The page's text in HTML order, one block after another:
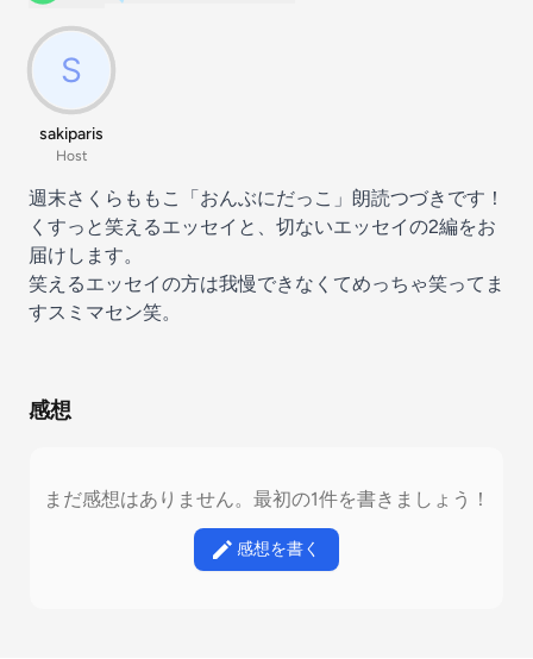
sakiparis
Host
週末さくらももこ「おんぶにだっこ」朗読つづきです！
くすっと笑えるエッセイと、切ないエッセイの2編をお
届けします。
笑えるエッセイの方は我慢できなくてめっちゃ笑ってま
すスミマセン笑。
感想
まだ感想はありません。最初の1件を書きましょう！
感想を書く